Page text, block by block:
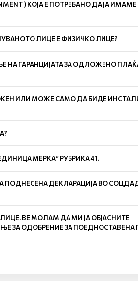
) КОЈА Е ПОТРЕБАНО ДА ЈА ИМАМЕ
ЛИЦЕ Е ФИЗИЧКО ЛИЦЕ?
ГАРАНЦИЈАТА ЗА ОДЛОЖЕНО
ИЛИ МОЖЕ САМО ДА БИДЕ
МЕРКА“ РУБРИКА 41.
ДЕКЛАРАЦИЈА ВО
ВЕ МОЛАМ ДА МИ ЈА ОБЈАСНИТЕ
ЗА ОДОБРЕНИЕ ЗА ПОЕДНОСТАВЕНА